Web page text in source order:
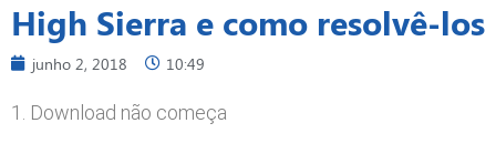
High Sierra e como resolvê-los
junho 2, 2018 10:49
1. Download não começa